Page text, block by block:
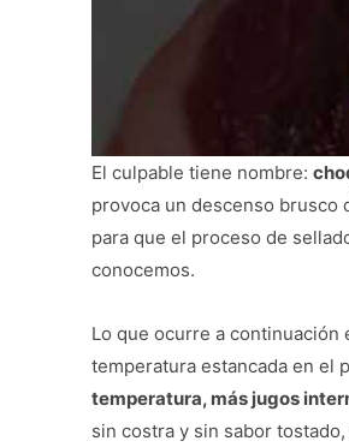
El culpable tiene nombre:
provoca un descenso brusco
para que el proceso de
conocemos.
Lo que ocurre a continuación
temperatura estancada en el
temperatura, más jugos
sin costra y sin sabor